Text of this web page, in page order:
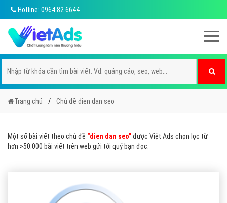
Hotline: 0964 82 6644
Trang chủ Chủ đề dien dan seo
Một số bài viết theo chủ đề "dien dan seo"được Việt Ads chọn lọc từ
hơn >50.000 bài viết trên web gửi tới quý bạn đọc.